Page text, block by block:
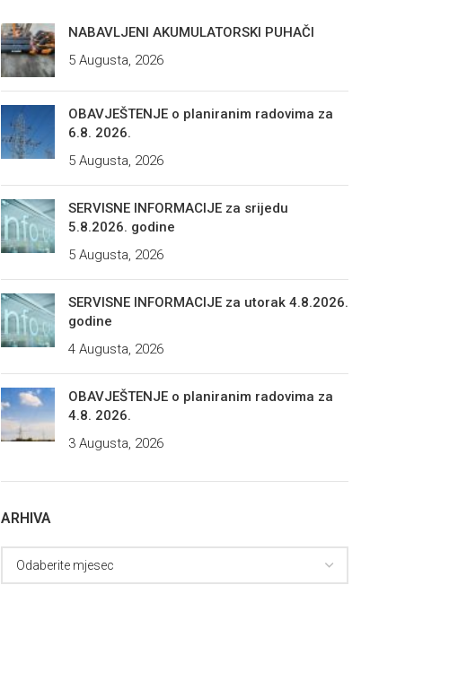
NABAVLJENI AKUMULATORSKI PUHAČI
5 Augusta, 2026
OBAVJEŠTENJE o planiranim radovima za
6.8. 2026.
5 Augusta, 2026
SERVISNE INFORMACIJE za srijedu
5.8.2026. godine
5 Augusta, 2026
SERVISNE INFORMACIJE za utorak 4.8.2026.
godine
4 Augusta, 2026
OBAVJEŠTENJE o planiranim radovima za
4.8. 2026.
3 Augusta, 2026
ARHIVA